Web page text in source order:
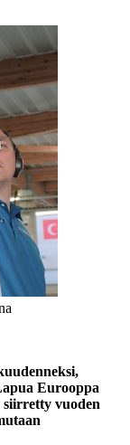
Eurooppa
siirretty vuoden